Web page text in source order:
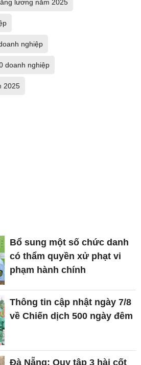
Tăng lương năm 2025
nghiệp
doanh nghiệp
2025
Bổ sung một số chức danh
có thẩm quyền xử phạt vi
phạm hành chính
Thông tin cập nhật ngày 7/8
về Chiến dịch 500 ngày đêm
Đà Nẵng: Quy tập 3 hài cốt